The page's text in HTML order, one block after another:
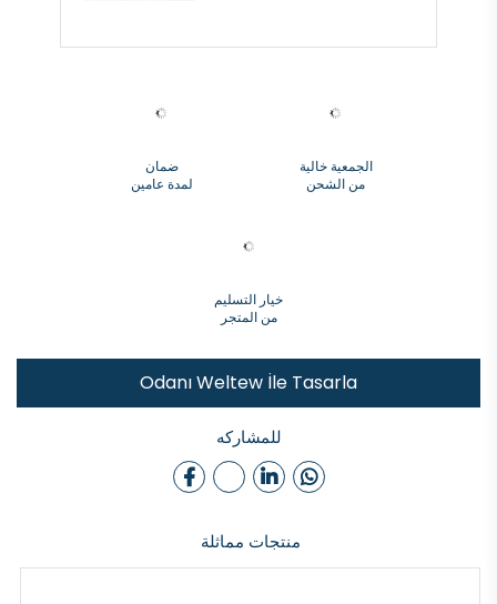
الجمعية خالية
من الشحن
ضمان
لمدة عامين
خيار التسليم
من المتجر
Odanı Weltew İle Tasarla
للمشاركه
منتجات مماثلة